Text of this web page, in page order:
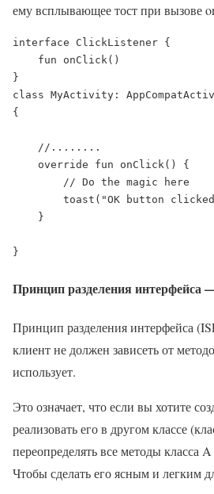
ему всплывающее тост при вызове
interface ClickListener {
class MyActivity:
{
Принцип разделения интерфейса
Принцип разделения интерфейса
клиент не должен зависеть от
использует.
Это означает, что если вы хотите
реализовать его в другом классе
переопределять все методы класса
Чтобы сделать его ясным и легким